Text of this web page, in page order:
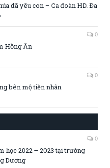
đã yêu con – Ca đoàn HD. Đa
0
Hồng Ân
0
bên mộ tiền nhân
0
học 2022 – 2023 tại trường
Dương